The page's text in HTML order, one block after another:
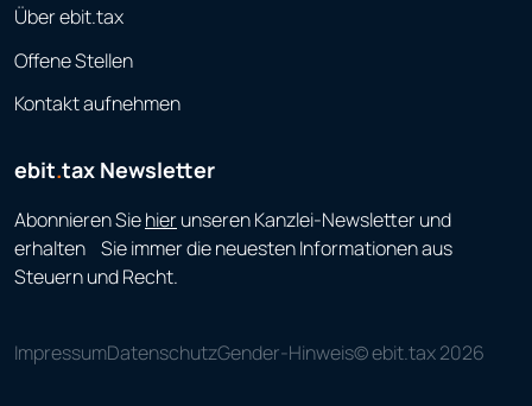
Über ebit.tax
Offene Stellen
Kontakt aufnehmen
ebit.tax Newsletter
Abonnieren Siehierunseren Kanzlei-Newsletter und
erhalten Sie immer die neuesten Informationen aus
Steuern und Recht.
ImpressumDatenschutzGender-Hinweis© ebit.tax 2026